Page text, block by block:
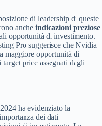
di leadership di queste
anche indicazioni preziose
opportunità di investimento.
Pro suggerisce che Nvidia
maggiore opportunità di
price assegnati dagli
ha evidenziato la
dei dati